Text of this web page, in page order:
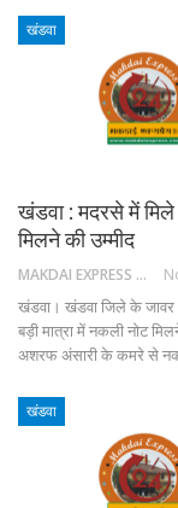
खंडवा
खंडवा : मदरसे में
मिलने की उम्मीद
MAKDAI EXPRESS 24
खंडवा। खंडवा जिले के जावर
बड़ी मात्रा में नकली नोट
अशरफ अंसारी के कमरे से
खंडवा